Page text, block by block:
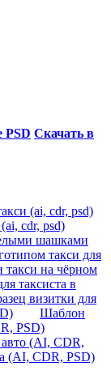
PSD Скачать в
(ai, cdr, psd)
cdr, psd)
шашками
такси для
на чёрном
таксиста в
визитки для
Шаблон
PSD)
авто (AI, CDR,
(AI, CDR, PSD)